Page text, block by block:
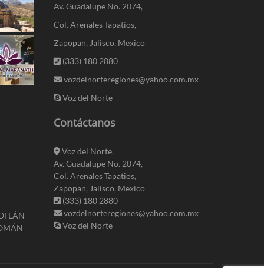
Av. Guadalupe No. 2074,
Col. Arenales Tapatios,
Zapopan, Jalisco, Mexico
(333) 180 2880
vozdelnorteregiones@yahoo.com.mx
Voz del Norte
Contáctanos
Voz del Norte,
Av. Guadalupe No. 2074,
Col. Arenales Tapatios,
Zapopan, Jalisco, Mexico
(333) 180 2880
vozdelnorteregiones@yahoo.com.mx
Voz del Norte